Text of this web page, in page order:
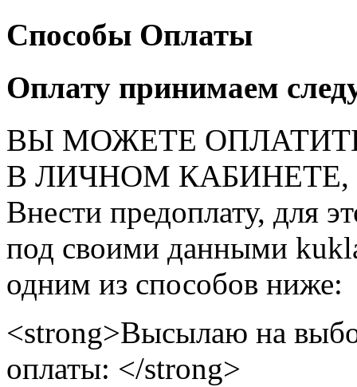
Способы Оплаты
Оплату принимаем
ВЫ МОЖЕТЕ
В ЛИЧНОМ КАБИНЕТЕ,
Внести предоплату, для
под своими данными
одним из способов ниже:
<strong>Высылаю на
оплаты: </strong>